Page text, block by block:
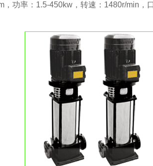
，功率：1.5-450kw，转速：1480r/min，